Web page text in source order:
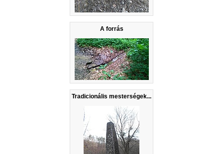
A forrás
Tradicionális mesterségek...